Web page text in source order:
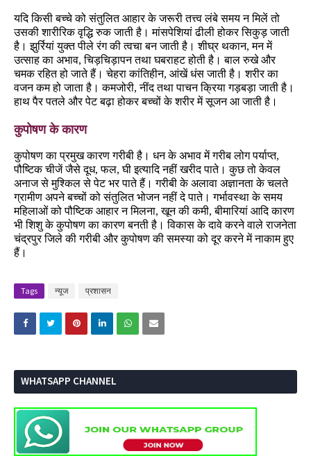
यदि किसी बच्चे को संतुलित आहार के जरूरी तत्त्व लंबे समय न मिलें तो
उसकी शारीरिक वृद्धि रुक जाती है। मांसपेशियां ढीली होकर सिकुड़ जाती
है। झुर्रियां युक्त पीले रंग की त्वचा बन जाती है। शीघ्र थकान, मन में
उत्साह का अभाव, चिड़चिड़ापन तथा घबराहट होती है। बाल रुखे और
चमक रहित हो जाते हैं। चेहरा कांतिहीन, आंखें धंस जाती है। शरीर का
वजन कम हो जाता है। कमजोरी, नींद तथा पाचन क्रिया गड़बड़ा जाती है।
हाथ पैर पतले और पेट बढ़ा होकर बच्चों के शरीर में सूजन आ जाती है।
कुपोषण के कारण
कुपोषण का प्रमुख कारण गरीबी है। धन के अभाव में गरीब लोग पर्याप्त,
पौष्टिक चीजें जैसे दूध, फल, घी इत्यादि नहीं खरीद पाते। कुछ तो केवल
अनाज से मुश्किल से पेट भर पाते हैं। गरीबी के अलावा अज्ञानता के चलते
ग्रामीण अपने बच्चों को संतुलित भोजन नहीं दे पाते। गर्भावस्था के समय
महिलाओं को पौष्टिक आहार न मिलना, खून की कमी, बीमारियां आदि कारण
भी शिशु के कुपोषण का कारण बनती है। विकास के दावे करने वाले राजनेता
चंद्रपुर जिले की गरीबी और कुपोषण की समस्या को दूर करने में नाकाम हुए
हैं।
Tags न्यूज प्रशासन
WHATSAPP CHANNEL